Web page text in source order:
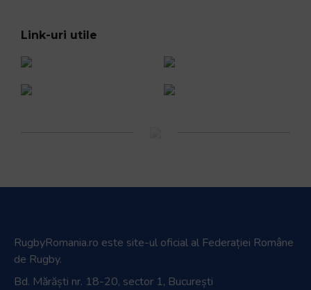
Link-uri utile
RugbyRomania.ro este site-ul oficial al Federației Române
de Rugby.
Bd. Mărăști nr. 18-20, sector 1, București